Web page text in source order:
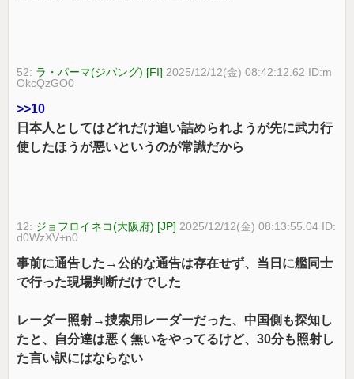
52: ラ・パーマ(ジパング) [FI] 2025/12/12(金) 08:42:12.62 ID:m
OkcQzGO0
>>10
日本人としてはどれだけ追い詰められようが先に武力行
使したほうが悪いというのが常識だから
12: ジョフロイネコ(大阪府) [JP] 2025/12/12(金) 08:13:55.04 ID:
d0WzXV+n0
事前に通告した→公的な通告は存在せず、当日に艦同士
で行った現場判断だけでした
レーダー照射→捜索用レーダーだった、中国側も探知し
たと、自分達は悪く無いをやってるけど、30分も照射し
た言い訳にはならない